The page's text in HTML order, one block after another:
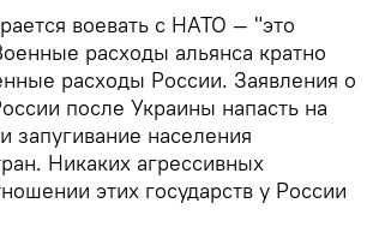
воевать с НАТО — "это
расходы альянса кратно
расходы России. Заявления о
после Украины напасть на
запугивание населения
Никаких агрессивных
этих государств у России